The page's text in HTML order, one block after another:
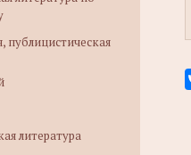
публицистическая
литература